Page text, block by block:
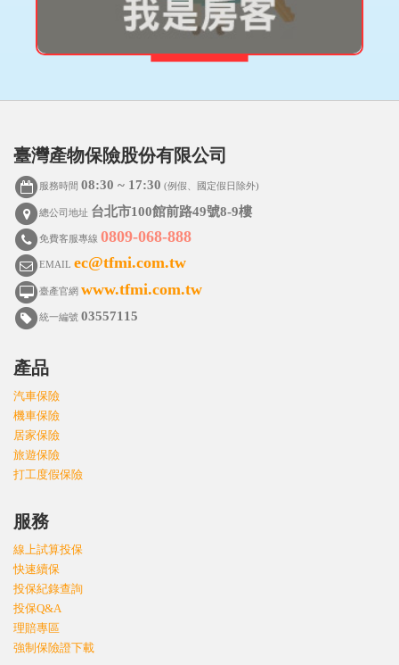
臺灣產物保險股份有限公司
服務時間08:30 ~ 17:30 (例假、國定假日除外)
總公司地址 台北市100館前路49號8-9樓
免費客服專線0809-068-888
EMAILec@tfmi.com.tw
臺產官網www.tfmi.com.tw
統一編號03557115
產品
汽車保險
機車保險
居家保險
旅遊保險
打工度假保險
服務
線上試算投保
快速續保
投保紀錄查詢
投保Q&A
理賠專區
強制保險證下載